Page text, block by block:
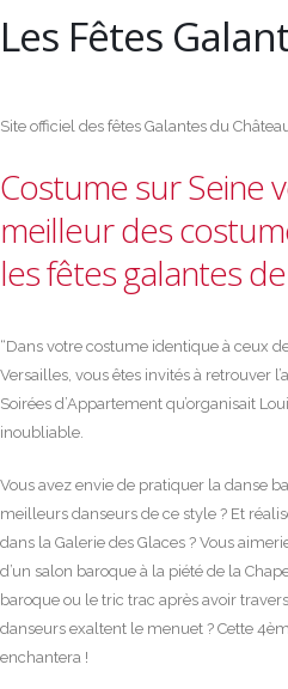
Les Fêtes
Site officiel des fêtes Galantes du
Costume sur Seine
meilleur des
les fêtes galantes
“Dans votre costume identique à ceux
Versailles, vous êtes invités à retrouver
Soirées d’Appartement qu’organisait
inoubliable.
Vous avez envie de pratiquer la danse
meilleurs danseurs de ce style ? Et
dans la Galerie des Glaces ? Vous
d’un salon baroque à la piété de la
baroque ou le tric trac après avoir
danseurs exaltent le menuet ? Cette
enchantera !